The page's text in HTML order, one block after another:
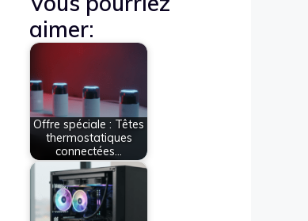
aimer:
Offre spéciale : Têtes
thermostatiques
connectées…